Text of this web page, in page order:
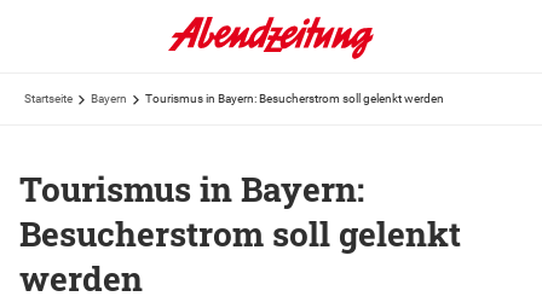
Startseite Bayern Tourismus in Bayern: Besucherstrom soll gelenkt werden
Tourismus in Bayern:
Besucherstrom soll gelenkt
werden